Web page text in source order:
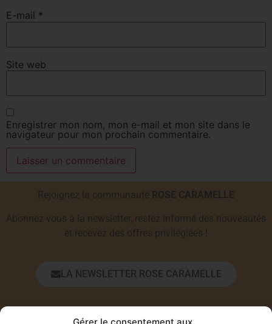
E-mail *
Site web
Enregistrer mon nom, mon e-mail et mon site dans le
navigateur pour mon prochain commentaire.
Rejoignez la communauté ROSE CARAMELLE
Abonnez-vous à la newsletter, restez informé des nouveautés
et recevez des offres privilégiées !
LA NEWSLETTER ROSE CARAMELLE